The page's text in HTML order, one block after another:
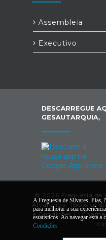
Assembleia
Executivo
DESCARREGUE
GESAUTARQUIA,
© 2026 Freguesia de
Alvarenga. Todos os
e Condições | *
A Freguesia de Silvares, Pias,
para melhorar a sua
estatísticos. Ao navegar está a
Condições